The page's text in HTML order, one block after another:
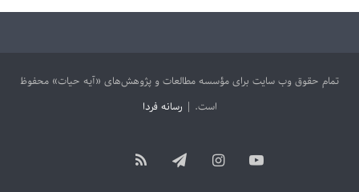
تمام حقوق وب سایت برای مؤسسه مطالعات و پژوهش‌های «آیه حیات» محفوظ
است. | رسانه فردا
یوتیوباینستاگرامتلگرامخوراک